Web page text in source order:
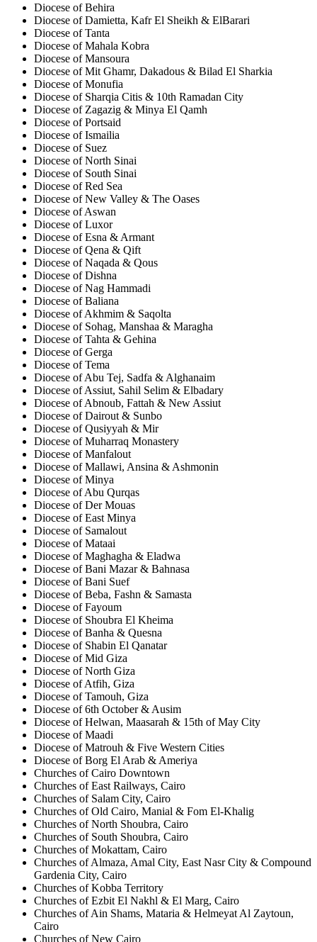
Diocese of Behira
Diocese of Damietta, Kafr El Sheikh & ElBarari
Diocese of Tanta
Diocese of Mahala Kobra
Diocese of Mansoura
Diocese of Mit Ghamr, Dakadous & Bilad El Sharkia
Diocese of Monufia
Diocese of Sharqia Citis & 10th Ramadan City
Diocese of Zagazig & Minya El Qamh
Diocese of Portsaid
Diocese of Ismailia
Diocese of Suez
Diocese of North Sinai
Diocese of South Sinai
Diocese of Red Sea
Diocese of New Valley & The Oases
Diocese of Aswan
Diocese of Luxor
Diocese of Esna & Armant
Diocese of Qena & Qift
Diocese of Naqada & Qous
Diocese of Dishna
Diocese of Nag Hammadi
Diocese of Baliana
Diocese of Akhmim & Saqolta
Diocese of Sohag, Manshaa & Maragha
Diocese of Tahta & Gehina
Diocese of Gerga
Diocese of Tema
Diocese of Abu Tej, Sadfa & Alghanaim
Diocese of Assiut, Sahil Selim & Elbadary
Diocese of Abnoub, Fattah & New Assiut
Diocese of Dairout & Sunbo
Diocese of Qusiyyah & Mir
Diocese of Muharraq Monastery
Diocese of Manfalout
Diocese of Mallawi, Ansina & Ashmonin
Diocese of Minya
Diocese of Abu Qurqas
Diocese of Der Mouas
Diocese of East Minya
Diocese of Samalout
Diocese of Mataai
Diocese of Maghagha & Eladwa
Diocese of Bani Mazar & Bahnasa
Diocese of Bani Suef
Diocese of Beba, Fashn & Samasta
Diocese of Fayoum
Diocese of Shoubra El Kheima
Diocese of Banha & Quesna
Diocese of Shabin El Qanatar
Diocese of Mid Giza
Diocese of North Giza
Diocese of Atfih, Giza
Diocese of Tamouh, Giza
Diocese of 6th October & Ausim
Diocese of Helwan, Maasarah & 15th of May City
Diocese of Maadi
Diocese of Matrouh & Five Western Cities
Diocese of Borg El Arab & Ameriya
Churches of Cairo Downtown
Churches of East Railways, Cairo
Churches of Salam City, Cairo
Churches of Old Cairo, Manial & Fom El-Khalig
Churches of North Shoubra, Cairo
Churches of South Shoubra, Cairo
Churches of Mokattam, Cairo
Churches of Almaza, Amal City, East Nasr City & Compound
Gardenia City, Cairo
Churches of Kobba Territory
Churches of Ezbit El Nakhl & El Marg, Cairo
Churches of Ain Shams, Mataria & Helmeyat Al Zaytoun,
Cairo
Churches of New Cairo